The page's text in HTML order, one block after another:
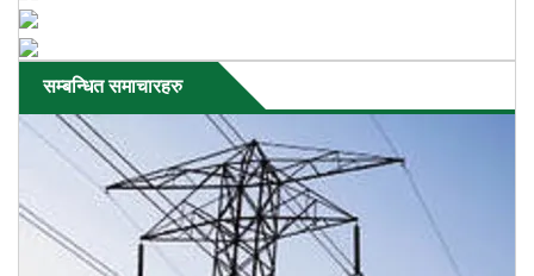
सम्बन्धित समाचारहरु